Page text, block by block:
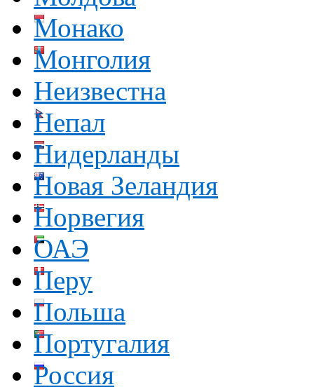
Монако
Монголия
Неизвестна
Непал
Нидерланды
Новая Зеландия
Норвегия
ОАЭ
Перу
Польша
Португалия
Россия